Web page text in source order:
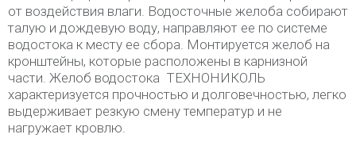
от воздействия влаги. Водосточные желоба собирают
талую и дождевую воду, направляют ее по системе
водостока к месту ее сбора. Монтируется желоб на
кронштейны, которые расположены в карнизной
части. Желоб водостока ТЕХНОНИКОЛЬ
характеризуется прочностью и долговечностью, легко
выдерживает резкую смену температур и не
нагружает кровлю.